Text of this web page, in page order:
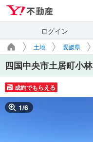
ログイン
土地 愛媛県
四国中央市土居町小林
成約でもらえる
1/6